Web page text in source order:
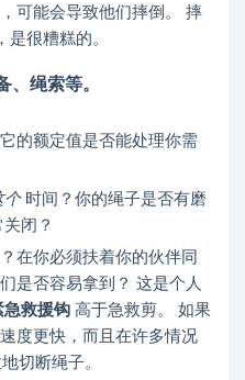
可能会导致他们摔倒。 摔
很糟糕的。
、绳索等。
的额定值是否能处理你需
个时间？你的绳子是否有磨
闭？
在你必须扶着你的伙伴同
是否容易拿到？ 这是个人
急救援钩 高于急救剪。 如果
度更快，而且在许多情况
切断绳子。